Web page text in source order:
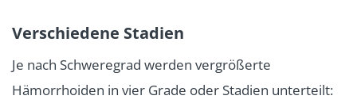
Verschiedene Stadien
Je nach Schweregrad werden vergrößerte
Hämorrhoiden in vier Grade oder Stadien unterteilt: